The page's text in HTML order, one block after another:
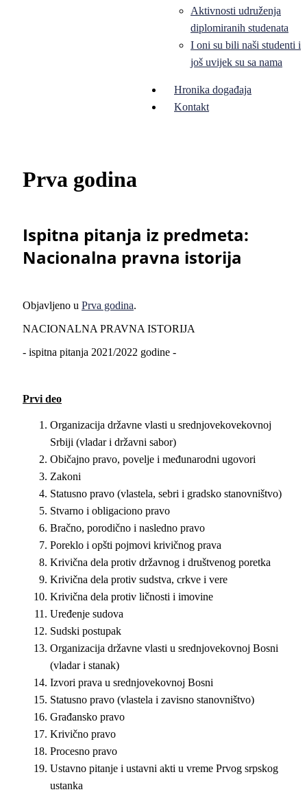
Aktivnosti udruženja
diplomiranih studenata
I oni su bili naši studenti i
još uvijek su sa nama
Hronika događaja
Kontakt
Prva godina
Ispitna pitanja iz predmeta:
Nacionalna pravna istorija
Objavljeno u Prva godina.
NACIONALNA PRAVNA ISTORIJA
- ispitna pitanja 2021/2022 godine -
Prvi deo
Organizacija državne vlasti u srednjovekovekovnoj
Srbiji (vladar i državni sabor)
Običajno pravo, povelјe i međunarodni ugovori
Zakoni
Statusno pravo (vlastela, sebri i gradsko stanovništvo)
Stvarno i obligaciono pravo
Bračno, porodično i nasledno pravo
Poreklo i opšti pojmovi krivičnog prava
Krivična dela protiv državnog i društvenog poretka
Krivična dela protiv sudstva, crkve i vere
Krivična dela protiv ličnosti i imovine
Uređenje sudova
Sudski postupak
Organizacija državne vlasti u srednjovekovnoj Bosni
(vladar i stanak)
Izvori prava u srednjovekovnoj Bosni
Statusno pravo (vlastela i zavisno stanovništvo)
Građansko pravo
Krivično pravo
Procesno pravo
Ustavno pitanje i ustavni akti u vreme Prvog srpskog
ustanka